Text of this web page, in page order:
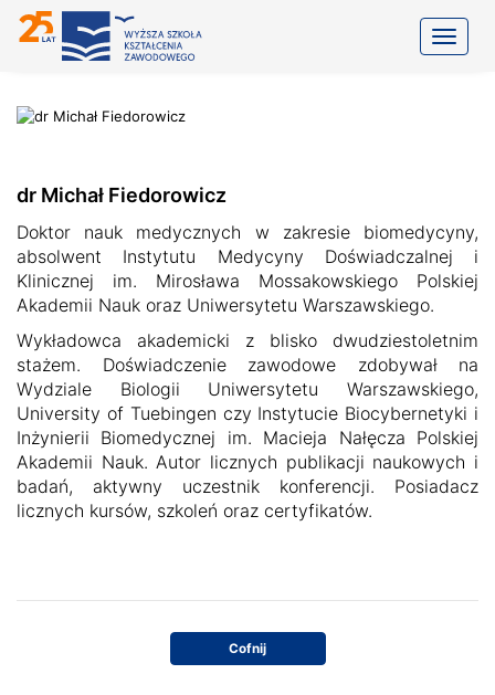
dr Michał Fiedorowicz
Doktor nauk medycznych w zakresie biomedycyny,
absolwent Instytutu Medycyny Doświadczalnej i
Klinicznej im. Mirosława Mossakowskiego Polskiej
Akademii Nauk oraz Uniwersytetu Warszawskiego.
Wykładowca akademicki z blisko dwudziestoletnim
stażem. Doświadczenie zawodowe zdobywał na
Wydziale Biologii Uniwersytetu Warszawskiego,
University of Tuebingen czy Instytucie Biocybernetyki i
Inżynierii Biomedycznej im. Macieja Nałęcza Polskiej
Akademii Nauk. Autor licznych publikacji naukowych i
badań, aktywny uczestnik konferencji. Posiadacz
licznych kursów, szkoleń oraz certyfikatów.